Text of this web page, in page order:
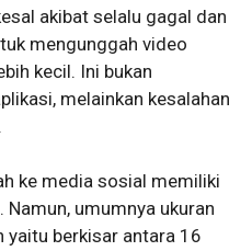
akibat selalu gagal dan
mengunggah video
kecil. Ini bukan
melainkan kesalahan
ke media sosial memiliki
umumnya ukuran
yaitu berkisar antara 16